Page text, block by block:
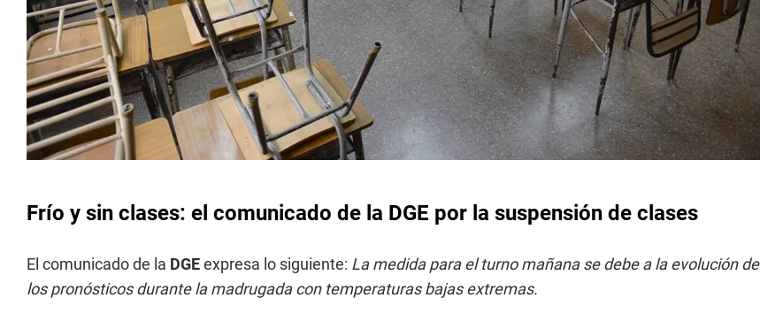
Frío y sin clases: el comunicado de la DGE por la suspensión de clases
El comunicado de la DGEexpresa lo siguiente: La medida para el turno mañana se debe a la evolución de
los pronósticos durante la madrugada con temperaturas bajas extremas.